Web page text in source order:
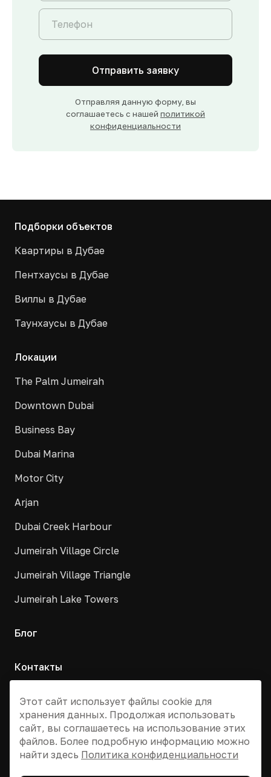
Отправить заявку
Отправляя данную форму, вы
соглашаетесь с нашей политикой
конфиденциальности
Подборки объектов
Квартиры в Дубае
Пентхаусы в Дубае
Виллы в Дубае
Таунхаусы в Дубае
Локации
The Palm Jumeirah
Downtown Dubai
Business Bay
Dubai Marina
Motor City
Arjan
Dubai Creek Harbour
Jumeirah Village Circle
Jumeirah Village Triangle
Jumeirah Lake Towers
Блог
Контакты
+7 495 955 13 12
info@dvizhdubai.ru
Этот сайт использует файлы cookie для
хранения данных. Продолжая использовать
сайт, вы соглашаетесь на использование этих
файлов. Более подробную информацию можно
найти здесь Политика конфиденциальности